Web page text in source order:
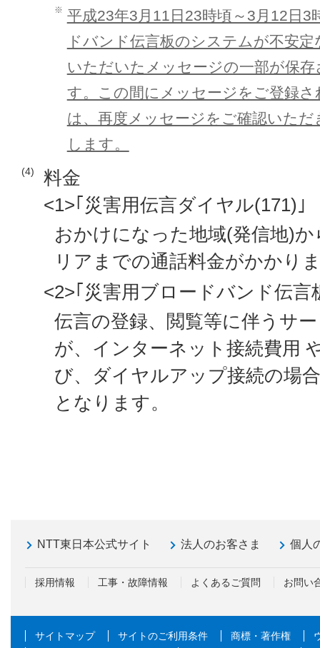
※ 平成23年3月11日23時頃～3月12日3
ドバンド伝言板のシステムが不安
いただいたメッセージの一部が保
す。この間にメッセージをご登録
は、再度メッセージをご確認いた
します。
(4)
料金
<1>｢災害用伝言ダイヤル(171)｣
おかけになった地域(発信地)
リアまでの通話料金がかかり
<2>｢災害用ブロードバンド伝言
伝言の登録、閲覧等に伴うサ
が、インターネット接続費用
び、ダイヤルアップ接続の場
となります。
NTT東日本公式サイト 法人のお客さま 個人
採用情報 工事・故障情報 よくあるご質問 お問い
サイトマップ サイトのご利用条件 商標・著作権